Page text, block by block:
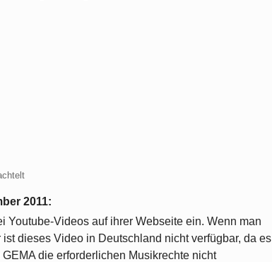
2011:
Youtube-Videos auf ihrer Webseite ein. Wenn man
dieses Video in Deutschland nicht verfügbar, da es
die erforderlichen Musikrechte nicht